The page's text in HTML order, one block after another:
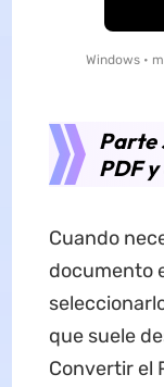
Windows •
Parte
PDF
Cuando
documento
que suele
Convertir el